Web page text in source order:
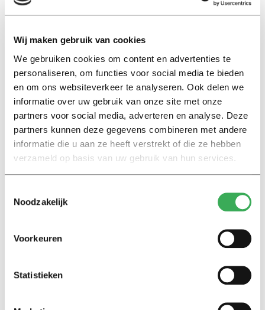
Wij maken gebruik van cookies
We gebruiken cookies om content en advertenties te
personaliseren, om functies voor social media te bieden
en om ons websiteverkeer te analyseren. Ook delen we
informatie over uw gebruik van onze site met onze
partners voor social media, adverteren en analyse. Deze
partners kunnen deze gegevens combineren met andere
informatie die u aan ze heeft verstrekt of die ze hebben
verzameld op basis van uw gebruik van hun services.
Noodzakelijk
Voorkeuren
Statistieken
Broers volgt het EK
EK2016
13 juni 2016